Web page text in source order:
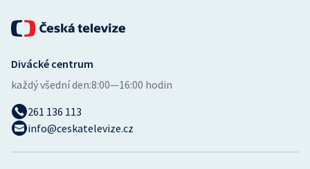
Ostatní
Divácké centrum
každý všední den:8:00—16:00 hodin
261 136 113
info@ceskatelevize.cz